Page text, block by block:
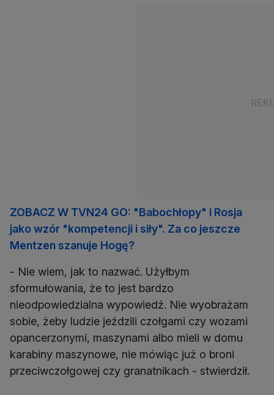
ZOBACZ W TVN24 GO: "Babochłopy" i Rosja
jako wzór "kompetencji i siły". Za co jeszcze
Mentzen szanuje Hogę?
- Nie wiem, jak to nazwać. Użyłbym
sformułowania, że to jest bardzo
nieodpowiedzialna wypowiedź. Nie wyobrażam
sobie, żeby ludzie jeździli czołgami czy wozami
opancerzonymi, maszynami albo mieli w domu
karabiny maszynowe, nie mówiąc już o broni
przeciwczołgowej czy granatnikach - stwierdził.